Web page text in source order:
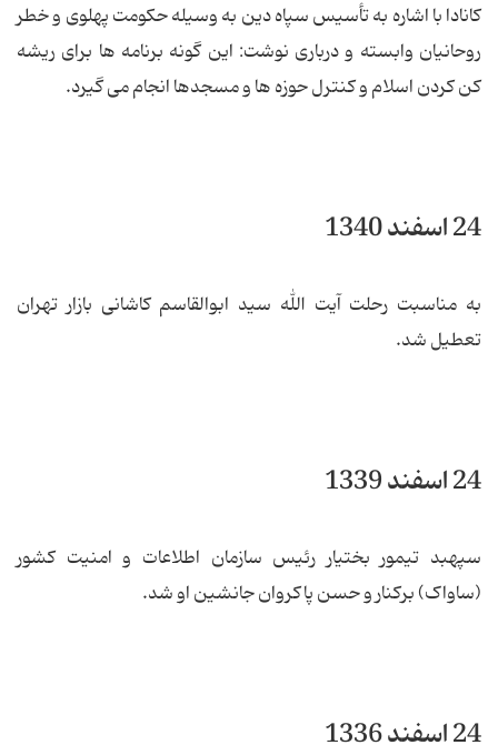
کانادا با اشاره به تأسیس سپاه دین به وسیله حکومت پهلوی و خطر
روحانیان وابسته و درباری نوشت: این گونه برنامه ها برای ریشه
کن کردن اسلام و کنترل حوزه ها و مسجدها انجام می گیرد.
24 اسفند 1340
به مناسبت رحلت آیت الله سید ابوالقاسم کاشانی بازار تهران
تعطیل شد.
24 اسفند 1339
سپهبد تیمور بختیار رئیس سازمان اطلاعات و امنیت کشور
(ساواک) برکنار و حسن پاکروان جانشین او شد.
24 اسفند 1336